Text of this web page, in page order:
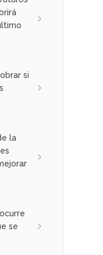
si
la
se